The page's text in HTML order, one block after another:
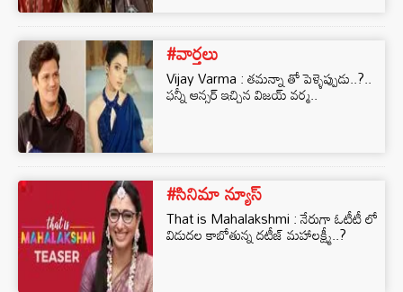
#వార్తలు
Vijay Varma : తమన్నా తో పెళ్ళెప్పుడు..?..
ఫన్నీ ఆన్సర్ ఇచ్చిన విజయ్ వర్మ..
#సినిమా న్యూస్
That is Mahalakshmi : నేరుగా ఓటీటీ లో
విడుదల కాబోతున్న దటీజ్ మహాలక్ష్మీ..?